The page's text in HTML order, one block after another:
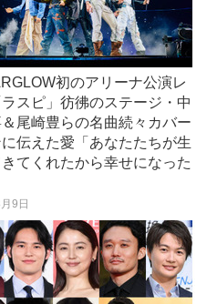
初のアリーナ公演レ
スピ」彷彿のステージ・中
尾崎豊らの名曲続々カバー
伝えた愛「あなたたちが生
きてくれたから幸せになった
9日